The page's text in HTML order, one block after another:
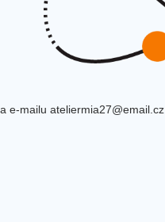
e-mailu ateliermia27@email.cz